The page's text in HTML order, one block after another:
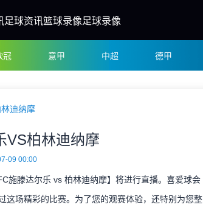
足球资讯篮球录像足球录像
冠 意甲 中超 德甲
迪纳摩
VS柏林迪纳摩
09 00:00
施滕达尔乐 vs 柏林迪纳摩】将进行直播。喜爱球会
这场精彩的比赛。为了您的观赛体验，还特别为您整